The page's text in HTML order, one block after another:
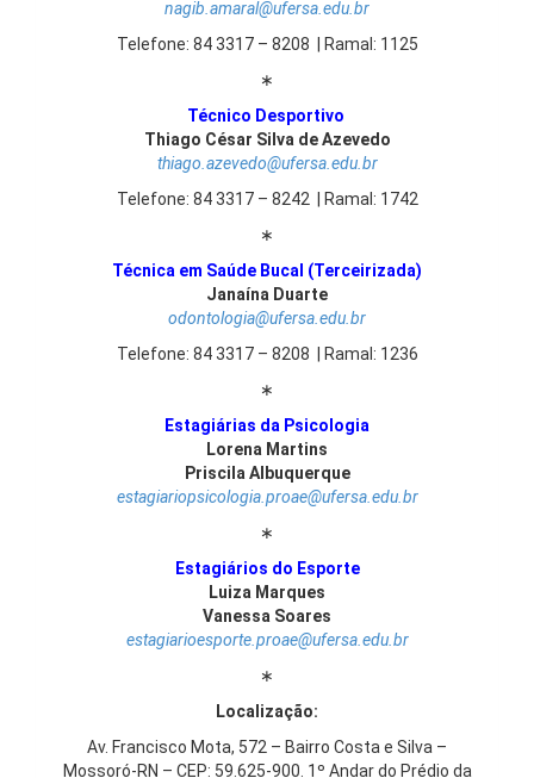
nagib.amaral@ufersa.edu.br
Telefone: 84 3317 – 8208 | Ramal: 1125
∗
Técnico Desportivo
Thiago César Silva de Azevedo
thiago.azevedo@ufersa.edu.br
Telefone: 84 3317 – 8242 | Ramal: 1742
∗
Técnica em Saúde Bucal (Terceirizada)
Janaína Duarte
odontologia@ufersa.edu.br
Telefone: 84 3317 – 8208 | Ramal: 1236
∗
Estagiárias da Psicologia
Lorena Martins
Priscila Albuquerque
estagiariopsicologia.proae@ufersa.edu.br
∗
Estagiários do Esporte
Luiza Marques
Vanessa Soares
estagiarioesporte.proae@ufersa.edu.br
∗
Localização:
Av. Francisco Mota, 572 – Bairro Costa e Silva –
Mossoró-RN – CEP: 59.625-900. 1º Andar do Prédio da